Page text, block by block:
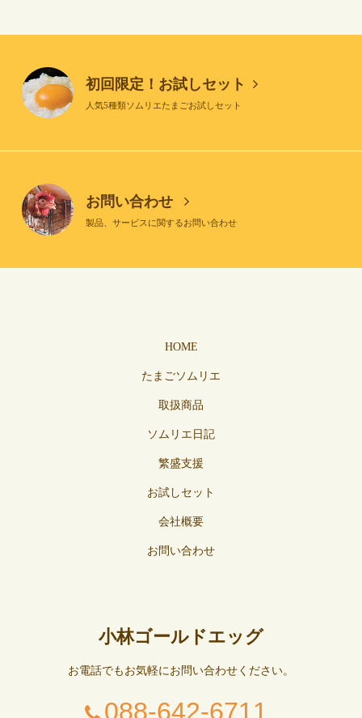
初回限定！お試しセット
人気5種類ソムリエたまごお試しセット
お問い合わせ
製品、サービスに関するお問い合わせ
HOME
たまごソムリエ
取扱商品
ソムリエ日記
繁盛支援
お試しセット
会社概要
お問い合わせ
小林ゴールドエッグ
お電話でもお気軽にお問い合わせください。
088-642-6711